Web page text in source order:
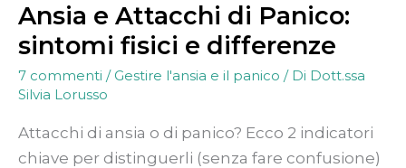
Ansia e Attacchi di Panico:
sintomi fisici e differenze
7 commenti / Gestire l'ansia e il panico / Di Dott.ssa
Silvia Lorusso
Attacchi di ansia o di panico? Ecco 2 indicatori
chiave per distinguerli (senza fare confusione)